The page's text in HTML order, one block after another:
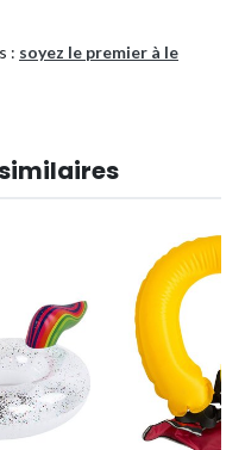
: soyez le premier à le